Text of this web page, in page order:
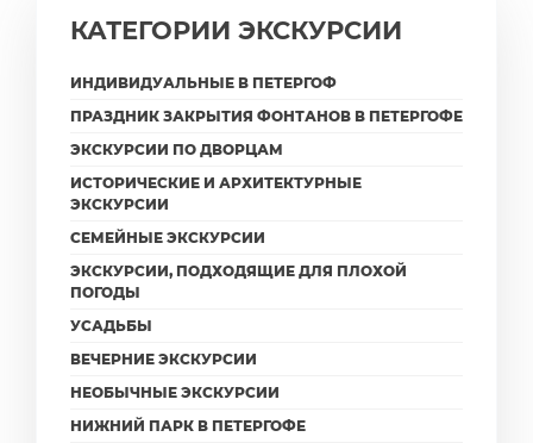
КАТЕГОРИИ ЭКСКУРСИИ
ИНДИВИДУАЛЬНЫЕ В ПЕТЕРГОФ
ПРАЗДНИК ЗАКРЫТИЯ ФОНТАНОВ В ПЕТЕРГОФЕ
ЭКСКУРСИИ ПО ДВОРЦАМ
ИСТОРИЧЕСКИЕ И АРХИТЕКТУРНЫЕ
ЭКСКУРСИИ
СЕМЕЙНЫЕ ЭКСКУРСИИ
ЭКСКУРСИИ, ПОДХОДЯЩИЕ ДЛЯ ПЛОХОЙ
ПОГОДЫ
УСАДЬБЫ
ВЕЧЕРНИЕ ЭКСКУРСИИ
НЕОБЫЧНЫЕ ЭКСКУРСИИ
НИЖНИЙ ПАРК В ПЕТЕРГОФЕ